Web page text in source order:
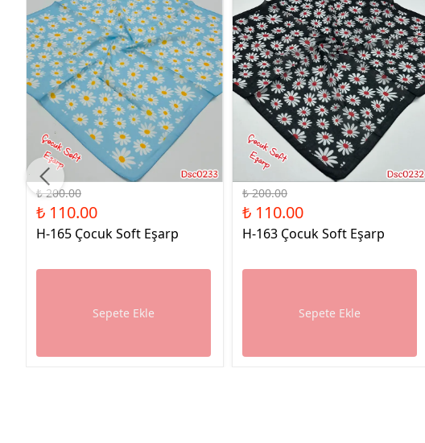
%45 İndirim
₺ 200.00
₺ 110.00
H-165 Çocuk Soft Eşarp
Sepete Ekle
%45 İndirim
₺ 200.00
₺ 110.00
H-163 Çocuk Soft Eşarp
Sepete Ekle